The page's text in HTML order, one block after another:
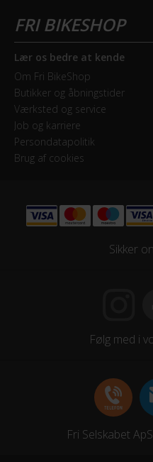
Lær os bedre at kende
Om Fri BikeShop
Butikker og åbningstider
Værksted og service
Job og karriere
Persondatapolitik
Brug af cookies
Sikker
Følg med i
Fri Selskabet